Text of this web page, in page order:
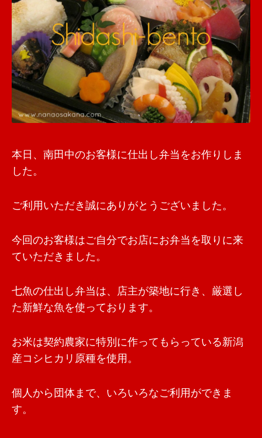
本日、南田中のお客様に仕出し弁当をお作りしま
した。
ご利用いただき誠にありがとうございました。
今回のお客様はご自分でお店にお弁当を取りに来
ていただきました。
七魚の仕出し弁当は、店主が築地に行き、厳選し
た新鮮な魚を使っております。
お米は契約農家に特別に作ってもらっている新潟
産コシヒカリ原種を使用。
個人から団体まで、いろいろなご利用ができま
す。